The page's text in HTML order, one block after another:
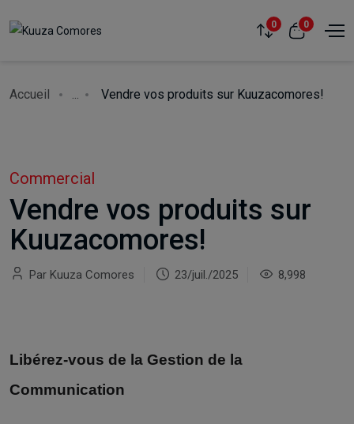
0 0
Accueil ... Vendre vos produits sur Kuuzacomores!
Commercial
Vendre vos produits sur
Kuuzacomores!
Par Kuuza Comores 23/juil./2025 8,998
Libérez-vous de la Gestion de la
Communication